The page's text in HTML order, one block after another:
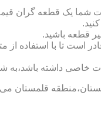
شما یک قطعه گران
قطعه باشید.
است تا با استفاده از
خاصی داشته
قلمستان